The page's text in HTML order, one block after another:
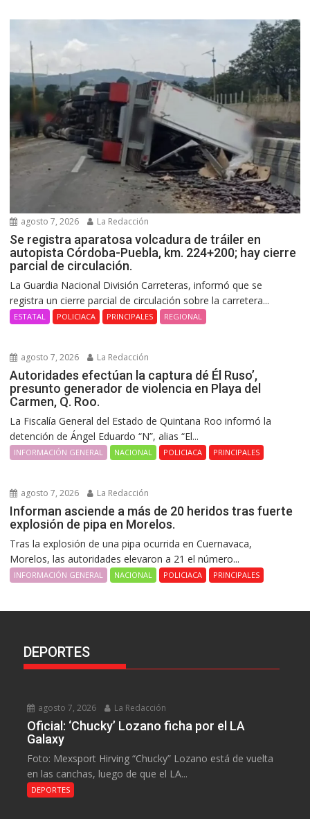
agosto 7, 2026 La Redacción
Se registra aparatosa volcadura de tráiler en
autopista Córdoba-Puebla, km. 224+200; hay cierre
parcial de circulación.
La Guardia Nacional División Carreteras, informó que se
registra un cierre parcial de circulación sobre la carretera...
ESTATAL POLICIACA PRINCIPALES REGIONAL
agosto 7, 2026 La Redacción
Autoridades efectúan la captura dé Él Ruso’,
presunto generador de violencia en Playa del
Carmen, Q. Roo.
La Fiscalía General del Estado de Quintana Roo informó la
detención de Ángel Eduardo “N”, alias “El...
INFORMACIÓN GENERAL NACIONAL POLICIACA PRINCIPALES
agosto 7, 2026 La Redacción
Informan asciende a más de 20 heridos tras fuerte
explosión de pipa en Morelos.
Tras la explosión de una pipa ocurrida en Cuernavaca,
Morelos, las autoridades elevaron a 21 el número...
INFORMACIÓN GENERAL NACIONAL POLICIACA PRINCIPALES
DEPORTES
agosto 7, 2026 La Redacción
Oficial: ‘Chucky’ Lozano ficha por el LA
Galaxy
Foto: Mexsport Hirving “Chucky” Lozano está de vuelta
en las canchas, luego de que el LA...
DEPORTES